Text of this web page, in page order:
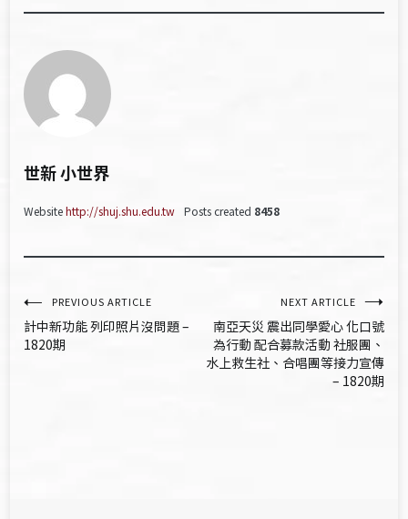
世新 小世界
Websitehttp://shuj.shu.edu.tw Posts created 8458
文
章
PREVIOUS ARTICLE
計中新功能 列印照片沒問題 –
1820期
NEXT ARTICLE
南亞天災 震出同學愛心 化口號
為行動 配合募款活動 社服團、
水上救生社、合唱團等接力宣傳
– 1820期